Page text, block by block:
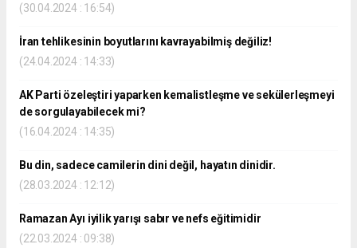
(30.04.2024 : 16:54)
İran tehlikesinin boyutlarını kavrayabilmiş değiliz!
(24.04.2024 : 14:33)
AK Parti özeleştiri yaparken kemalistleşme ve sekülerleşmeyi
de sorgulayabilecek mi?
(16.04.2024 : 14:35)
Bu din, sadece camilerin dini değil, hayatın dinidir.
(28.03.2024 : 12:12)
Ramazan Ayı iyilik yarışı sabır ve nefs eğitimidir
(22.03.2024 : 09:38)